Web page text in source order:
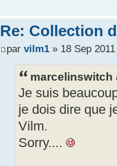
Re: Collection
par vilm1» 18 Sep 2011
marcelinswitch
Je suis
je dois dire que
Vilm.
Sorry....